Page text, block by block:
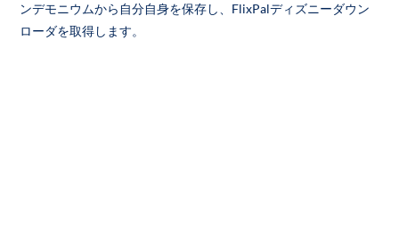
ンデモニウムから自分自身を保存し、FlixPalディズニーダウン
ローダを取得します。